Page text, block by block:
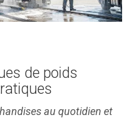
de poids
au quotidien et